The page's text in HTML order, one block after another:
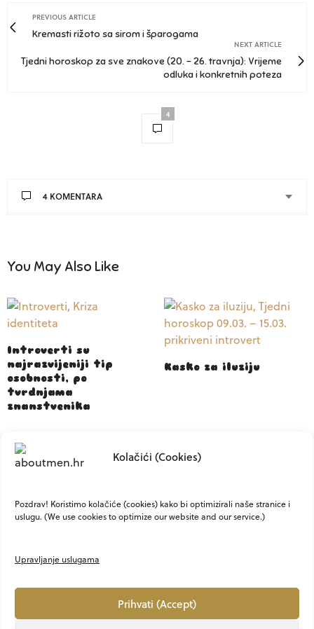
Kolačići (Cookies)
Pozdrav! Koristimo kolačiće (cookies) kako bi optimizirali naše stranice i
uslugu. (We use cookies to optimize our website and our service.)
Upravljanje uslugama
Prihvati (Accept)
PREVIOUS ARTICLE
Kremasti rižoto sa sirom i šparogama
NEXT ARTICLE
Tjedni horoskop za sve znakove (20. – 26. travnja): Vrijeme
odluka i konkretnih poteza
4
4 KOMENTARA
You May Also Like
Introverti su
najrazvijeniji tip
osobnosti, po
tvrdnjama
znanstvenika
Kasko za iluziju